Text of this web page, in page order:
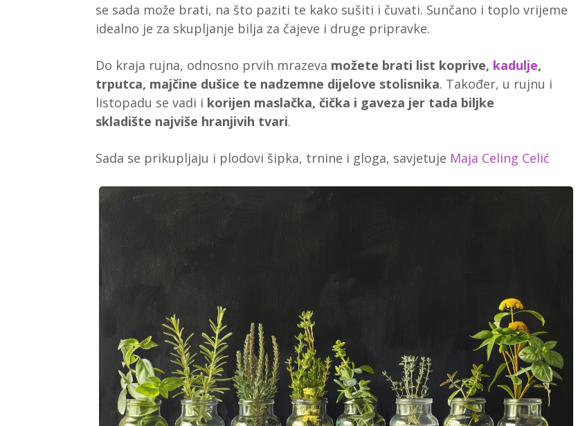
se sada može brati, na što paziti te kako sušiti i čuvati. Sunčano i toplo vrijeme
idealno je za skupljanje bilja za čajeve i druge pripravke.
Do kraja rujna, odnosno prvih mrazeva možete brati list koprive, kadulje,
trputca, majčine dušice te nadzemne dijelove stolisnika. Također, u rujnu i
listopadu se vadi i korijen maslačka, čička i gaveza jer tada biljke
skladište najviše hranjivih tvari.
Sada se prikupljaju i plodovi šipka, trnine i gloga, savjetuje Maja Celing Celić